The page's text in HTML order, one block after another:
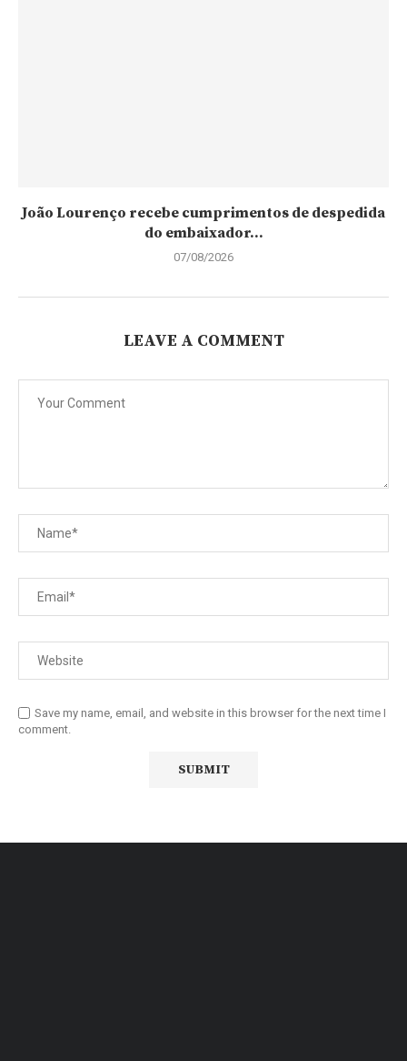
João Lourenço recebe cumprimentos de despedida
do embaixador...
07/08/2026
LEAVE A COMMENT
Save my name, email, and website in this browser for the next time I
comment.